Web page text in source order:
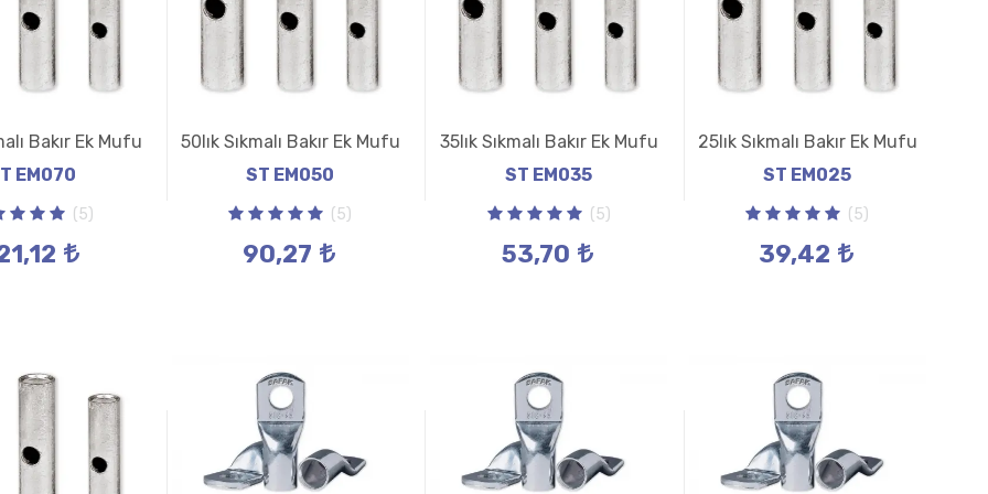
Bakır Ek Mufu
EM070
(5)
50lık Sıkmalı Bakır Ek Mufu
ST EM050
(5)
90,27
35lık Sıkmalı Bakır Ek Mufu
ST EM035
(5)
53,70
25lık Sıkmalı Bakır Ek Mufu
ST EM025
(5)
39,42